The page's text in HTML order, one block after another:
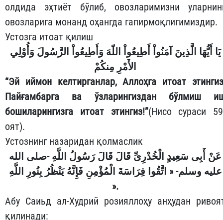
олдида эҳтиёт бўлиб, овозларимизни
овозларига монанд оҳангда гапирмоқлигимиздир.
Устозга итоат қилиш
يَا أَيُّهَا الَّذِينَ آمَنُواْ أَطِيعُواْ اللّهَ وَأَطِيعُواْ الرَّسُولَ وَأُوْلِي
الأَمْرِ مِنكُمْ
“Эй иймон келтирганлар, Аллоҳга итоат
Пайғамбарга ва ўзларингиздан бўлмиш
бошиларингизга итоат этингиз!”(Нисо сураси
оят).
Устознинг назаридан қолмаслик
عَنْ أَبِى سَعِيدٍ الْخُدْرِىِّ قَالَ قَالَ رَسُولُ اللَّهِ -صلى الله
عليه وسلم- « اتَّقُوا فِرَاسَةَ الْمُؤْمِنِ فَإِنَّهُ يَنْظُرُ بِنُورِ اللَّهِ
».
Абу Саиьд ал-Худрий розияллоҳу анҳудан
қилинади: